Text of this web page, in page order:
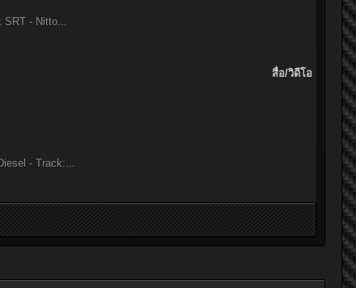
SRT - Nitto...
สื่อ/วิดีโอ
- Track:...